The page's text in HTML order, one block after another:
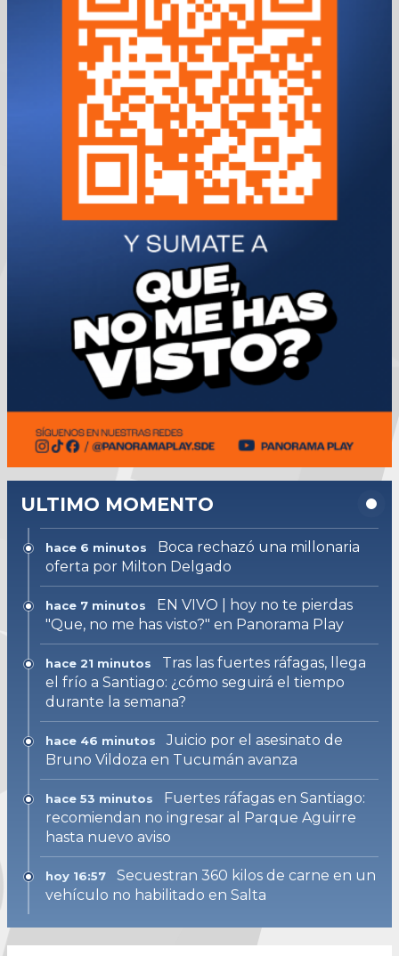
ULTIMO MOMENTO
hace 6 minutos
Boca rechazó una millonaria
oferta por Milton Delgado
hace 7 minutos
EN VIVO | hoy no te pierdas
"Que, no me has visto?" en Panorama Play
hace 21 minutos
Tras las fuertes ráfagas, llega
el frío a Santiago: ¿cómo seguirá el tiempo
durante la semana?
hace 46 minutos
Juicio por el asesinato de
Bruno Vildoza en Tucumán avanza
hace 53 minutos
Fuertes ráfagas en Santiago:
recomiendan no ingresar al Parque Aguirre
hasta nuevo aviso
hoy 16:57
Secuestran 360 kilos de carne en un
vehículo no habilitado en Salta